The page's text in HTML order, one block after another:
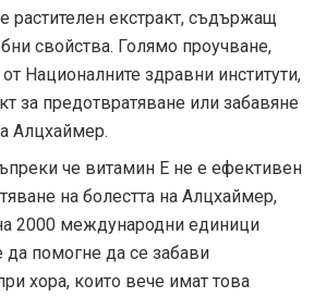
растителен екстракт, съдържащ
свойства. Голямо проучване,
Националните здравни институти,
за предотвратяване или забавяне
Алцхаймер.
че витамин Е не е ефективен
на болестта на Алцхаймер,
2000 международни единици
помогне да се забави
хора, които вече имат това